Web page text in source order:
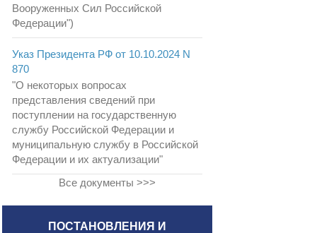
Вооруженных Сил Российской
Федерации")
Указ Президента РФ от 10.10.2024 N
870
"О некоторых вопросах
представления сведений при
поступлении на государственную
службу Российской Федерации и
муниципальную службу в Российской
Федерации и их актуализации"
Все документы >>>
ПОСТАНОВЛЕНИЯ И